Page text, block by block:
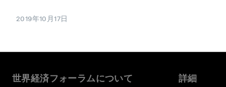
2019年10月17日
世界経済フォーラムについて 詳細